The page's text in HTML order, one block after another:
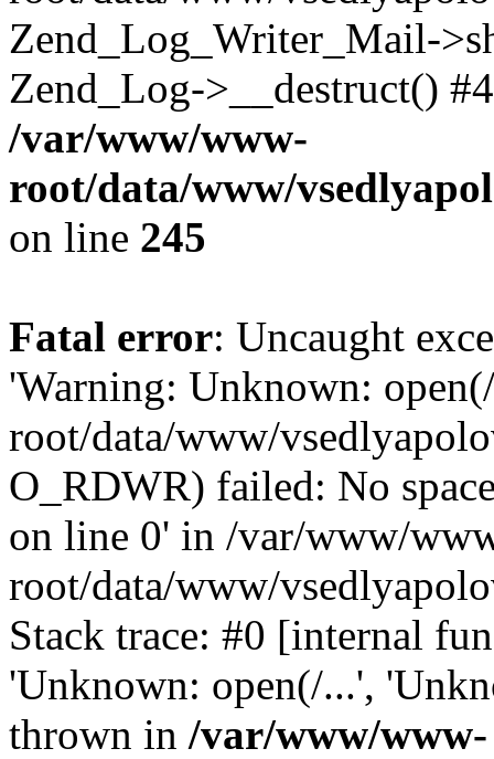
Zend_Log_Writer_Mail-
Zend_Log->__destruct()
/var/www/www-
root/data/www/
on line 245
Fatal error: Uncaught
'Warning: Unknown:
root/data/www/
O_RDWR) failed: No
on line 0' in /var/www/
root/data/www/
Stack trace: #0 [internal
'Unknown: open(/...',
thrown in /var/www/www-